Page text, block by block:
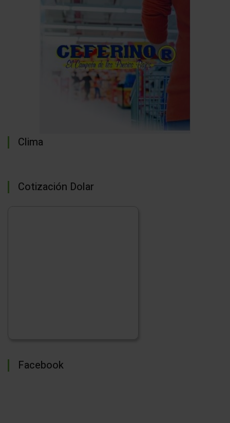
Clima
Cotización Dolar
Facebook